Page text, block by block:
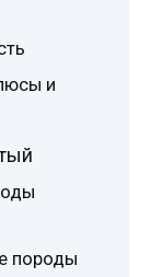
и
породы